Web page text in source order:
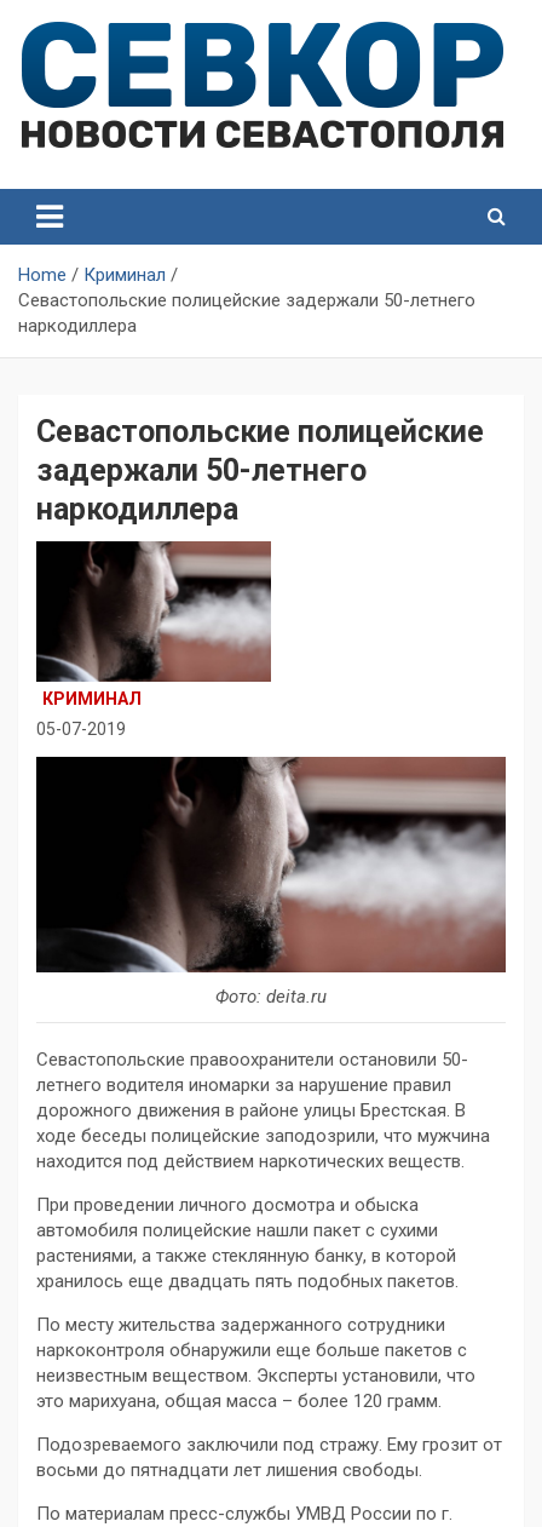
content
Севастополя
Севастополя
Home
Криминал
Севастопольские полицейские задержали 50-летнего
наркодиллера
Севастопольские полицейские
задержали 50-летнего
наркодиллера
КРИМИНАЛ
05-07-2019
Фото: deita.ru
Севастопольские правоохранители остановили 50-
летнего водителя иномарки за нарушение правил
дорожного движения в районе улицы Брестская. В
ходе беседы полицейские заподозрили, что мужчина
находится под действием наркотических веществ.
При проведении личного досмотра и обыска
автомобиля полицейские нашли пакет с сухими
растениями, а также стеклянную банку, в которой
хранилось еще двадцать пять подобных пакетов.
По месту жительства задержанного сотрудники
наркоконтроля обнаружили еще больше пакетов с
неизвестным веществом. Эксперты установили, что
это марихуана, общая масса – более 120 грамм.
Подозреваемого заключили под стражу. Ему грозит от
восьми до пятнадцати лет лишения свободы.
По материалам пресс-службы УМВД России по г.